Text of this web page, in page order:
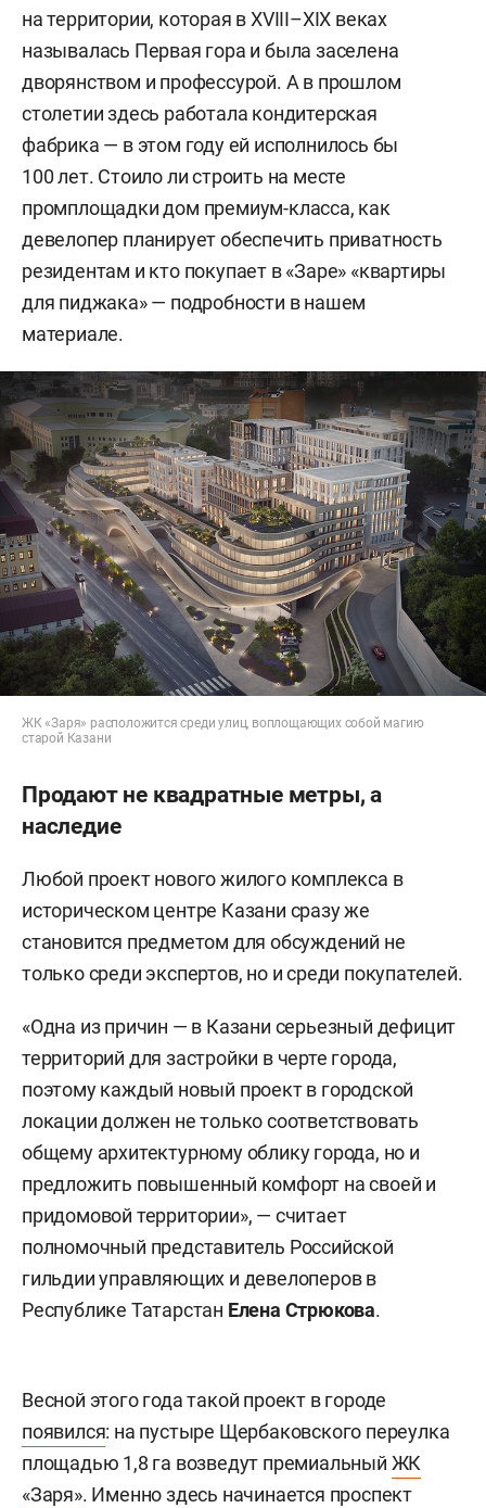
на территории, которая в XVIII–XIX веках
называлась Первая гора и была заселена
дворянством и профессурой. А в прошлом
столетии здесь работала кондитерская
фабрика — в этом году ей исполнилось бы
100 лет. Стоило ли строить на месте
промплощадки дом премиум-класса, как
девелопер планирует обеспечить приватность
резидентам и кто покупает в «Заре» «квартиры
для пиджака» — подробности в нашем
материале.
ЖК «Заря» расположится среди улиц, воплощающих собой магию
старой Казани
Продают не квадратные метры, а
наследие
Любой проект нового жилого комплекса в
историческом центре Казани сразу же
становится предметом для обсуждений не
только среди экспертов, но и среди покупателей.
«Одна из причин — в Казани серьезный дефицит
территорий для застройки в черте города,
поэтому каждый новый проект в городской
локации должен не только соответствовать
общему архитектурному облику города, но и
предложить повышенный комфорт на своей и
придомовой территории», — считает
полномочный представитель Российской
гильдии управляющих и девелоперов в
Республике Татарстан Елена Стрюкова.
Весной этого года такой проект в городе
появился: на пустыре Щербаковского переулка
площадью 1,8 га возведут премиальный ЖК
«Заря». Именно здесь начинается проспект